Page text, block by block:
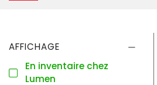
AFFICHAGE
En inventaire chez
Lumen